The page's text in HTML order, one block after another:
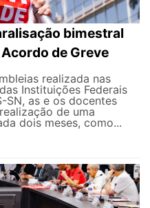
bimestral
de Greve
realizada nas
Instituições Federais
SN, as e os docentes
de uma
dois meses, como...